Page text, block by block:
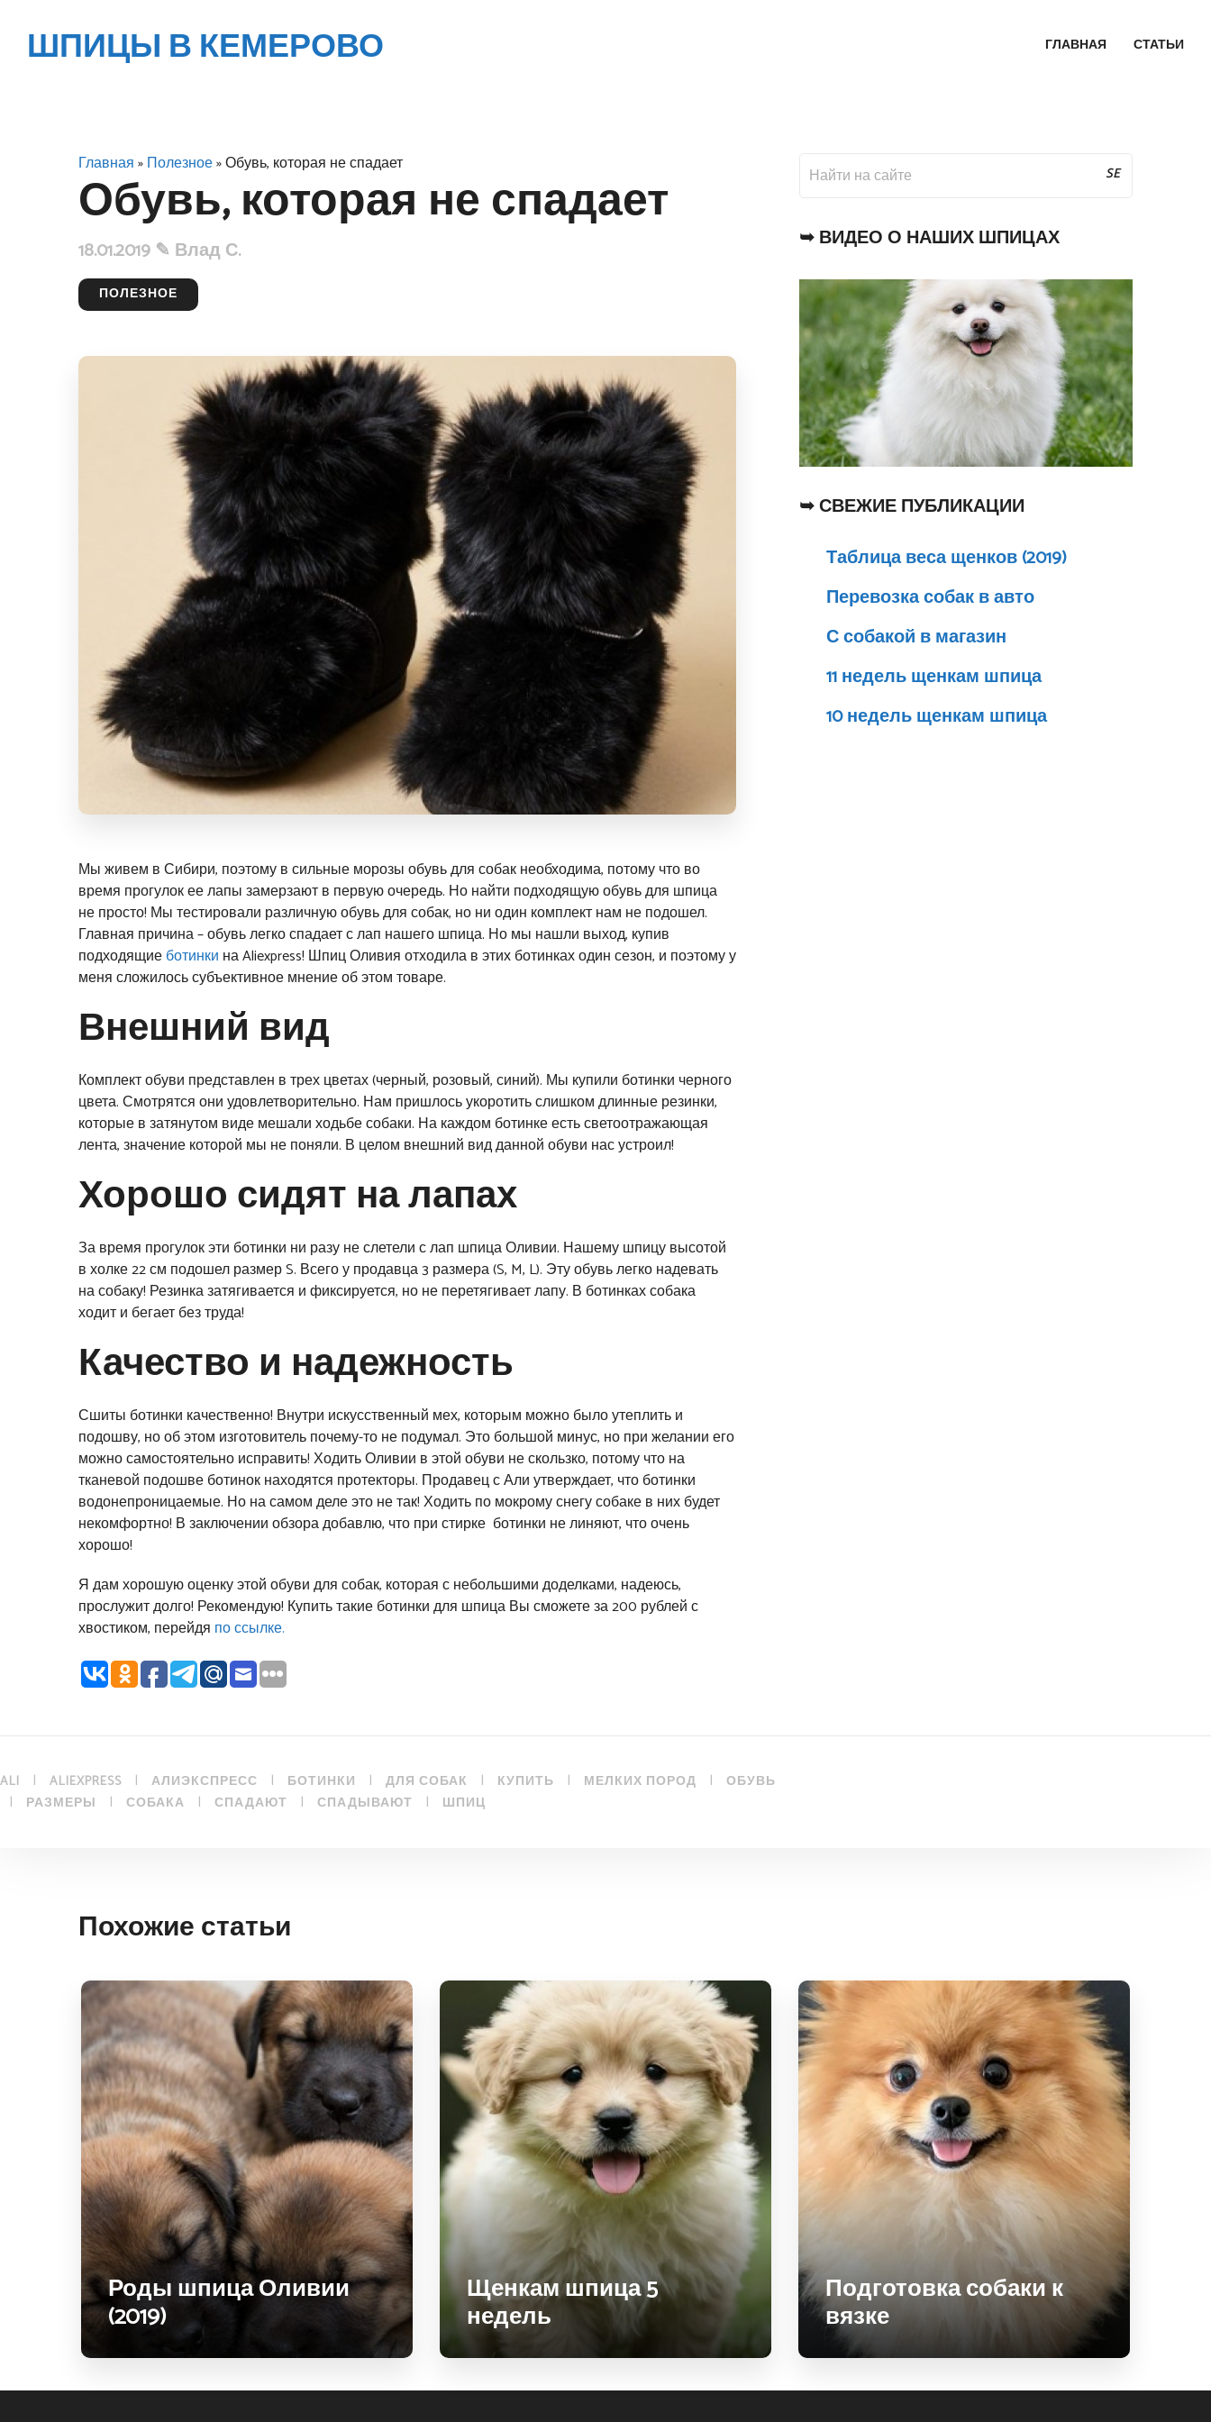
ШПИЦЫ В КЕМЕРОВО ГЛАВНАЯ СТАТЬИ
Главная»Полезное» Обувь, которая не спадает
Обувь, которая не спадает
18.01.2019 ✎ Влад С.
ПОЛЕЗНОЕ
Мы живем в Сибири, поэтому в сильные морозы обувь для собак необходима, потому что во
время прогулок ее лапызамерзают в первую очередь. Но найти подходящую обувь для шпица
не просто! Мы тестировали различную обувь для собак, но ни один комплект нам не подошел.
Главная причина – обувь легко спадает с лап нашего шпица. Но мы нашли выход, купив
подходящиеботинки на Aliexpress! Шпиц Оливия отходила в этих ботинках один сезон, и поэтому у
меня сложилось субъективное мнение об этом товаре.
Внешний вид
Комплект обуви представлен в трех цветах (черный, розовый, синий). Мы купили ботинки черного
цвета. Смотрятся они удовлетворительно. Нам пришлось укоротить слишком длинные резинки,
которые в затянутом виде мешали ходьбе собаки. На каждом ботинке есть светоотражающая
лента, значение которой мы не поняли. В целом внешний вид данной обуви нас устроил!
Хорошо сидят на лапах
За время прогулок эти ботинки ни разу не слетели с лап шпица Оливии. Нашему шпицу высотой
в холке 22 см подошел размер S. Всего у продавца 3 размера (S, M, L). Эту обувь легко надевать
на собаку! Резинка затягивается и фиксируется, но не перетягивает лапу. В ботинках собака
ходит и бегает без труда!
Качество и надежность
Сшиты ботинки качественно! Внутри искусственный мех, которым можно было утеплить и
подошву, но об этом изготовитель почему-то не подумал. Это большой минус, но при желании его
можно самостоятельно исправить! Ходить Оливии в этой обуви не скользко, потому что на
тканевой подошве ботинок находятся протекторы. Продавец с Али утверждает, что ботинки
водонепроницаемые. Но на самом деле это не так! Ходить по мокрому снегу собаке в них будет
некомфортно! В заключении обзора добавлю, что при стирке ботинки не линяют, что очень
хорошо!
Я дам хорошую оценку этой обуви для собак, которая с небольшими доделками, надеюсь,
прослужит долго! Рекомендую! Купить такие ботинки для шпица Вы сможете за 200 рублей с
хвостиком, перейдя по ссылке.
SE
➥ ВИДЕО О НАШИХ ШПИЦАХ
➥ СВЕЖИЕ ПУБЛИКАЦИИ
Таблица веса щенков (2019)
Перевозка собак в авто
С собакой в магазин
11 недель щенкам шпица
10 недель щенкам шпица
ALI | ALIEXPRESS | АЛИЭКСПРЕСС | БОТИНКИ | ДЛЯ СОБАК | КУПИТЬ | МЕЛКИХ ПОРОД | ОБУВЬ
| РАЗМЕРЫ | СОБАКА | СПАДАЮТ | СПАДЫВАЮТ | ШПИЦ
Похожие статьи
Роды шпица Оливии
(2019)
Щенкам шпица 5
недель
Подготовка собаки к
вязке